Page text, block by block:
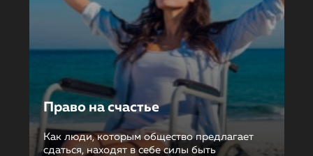
Право на счастье
Как люди, которым общество предлагает
сдаться, находят в себе силы быть